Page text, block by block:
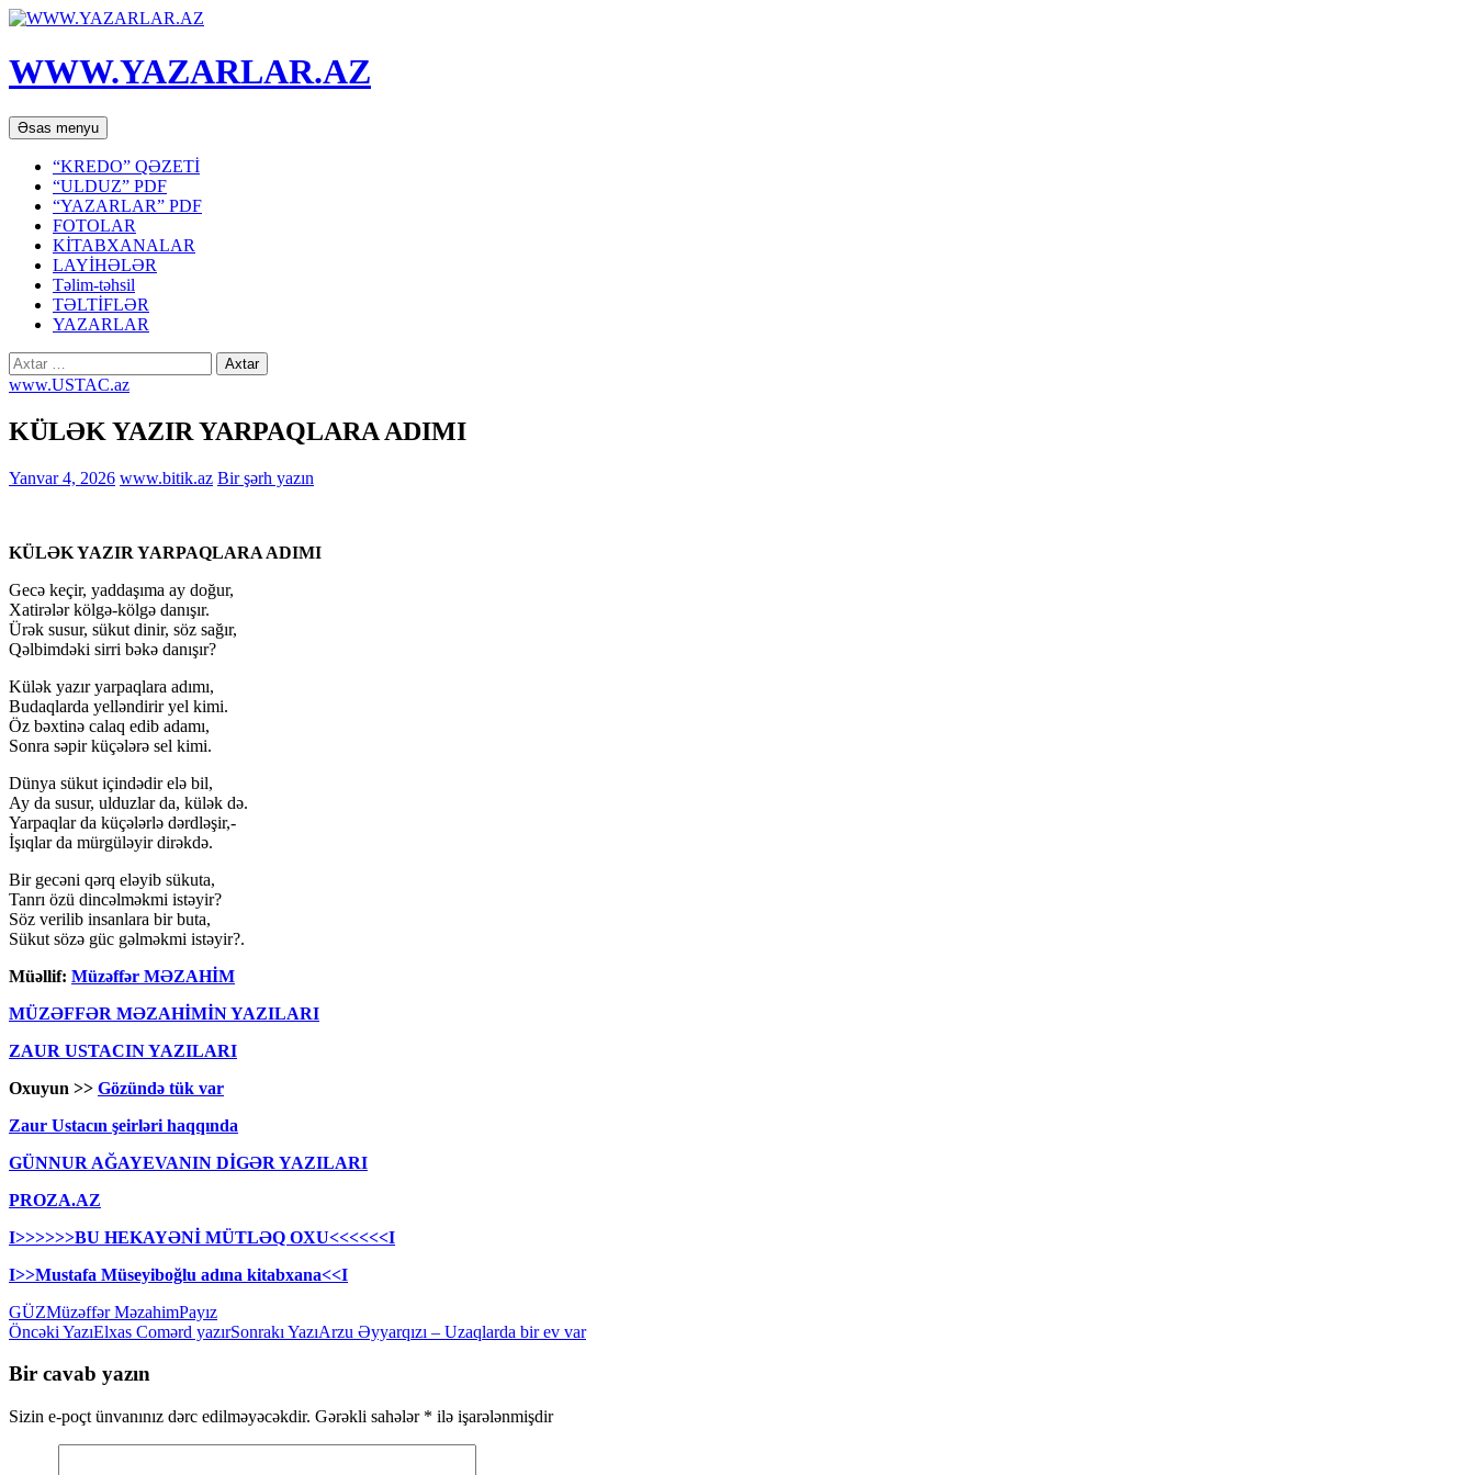
WWW.YAZARLAR.AZ
Axtar
Əsas menyu Mühtəviyyata
keç
“KREDO” QƏZETİ
“ULDUZ” PDF
“YAZARLAR” PDF
FOTOLAR
KİTABXANALAR
LAYİHƏLƏR
Təlim-təhsil
TƏLTİFLƏR
YAZARLAR
Axtarış:
www.USTAC.az
KÜLƏK YAZIR YARPAQLARA ADIMI
Yanvar 4, 2026 www.bitik.az Bir şərh yazın
KÜLƏK YAZIR YARPAQLARA ADIMI
Gecə keçir, yaddaşıma ay doğur,
Xatirələr kölgə-kölgə danışır.
Ürək susur, sükut dinir, söz sağır,
Qəlbimdəki sirri bəkə danışır?
Külək yazır yarpaqlara adımı,
Budaqlarda yelləndirir yel kimi.
Öz bəxtinə calaq edib adamı,
Sonra səpir küçələrə sel kimi.
Dünya sükut içindədir elə bil,
Ay da susur, ulduzlar da, külək də.
Yarpaqlar da küçələrlə dərdləşir,-
İşıqlar da mürgüləyir dirəkdə.
Bir gecəni qərq eləyib sükuta,
Tanrı özü dincəlməkmi istəyir?
Söz verilib insanlara bir buta,
Sükut sözə güc gəlməkmi istəyir?.
Müəllif: Müzəffər MƏZAHİM
MÜZƏFFƏR MƏZAHİMİN YAZILARI
ZAUR USTACIN YAZILARI
Oxuyun >> Gözündə tük var
Zaur Ustacın şeirləri haqqında
GÜNNUR AĞAYEVANIN DİGƏR YAZILARI
PROZA.AZ
I>>>>>>BU HEKAYƏNİ MÜTLƏQ OXU<<<<<<I
I>>Mustafa Müseyiboğlu adına kitabxana<<I
GÜZMüzəffər MəzahimPayız
Yazılar
üzrə
naviqasiya
Öncəki YazıElxas Comərd yazırSonrakı YazıArzu Əyyarqızı – Uzaqlarda bir ev var
Bir cavab yazın
Sizin e-poçt ünvanınız dərc edilməyəcəkdir. Gərəkli sahələr * ilə işarələnmişdir